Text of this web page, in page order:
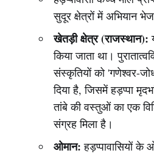
सुदूर क्षेत्रों में अभियान
खेतड़ी क्षेत्र (राजस्थान):
किया जाता था।
संस्कृतियों को 'गणेश्वर-
दिया है, जिसमें हड़प्पा
तांबे की वस्तुओं का एक
संग्रह मिला है।
ओमान: हड़प्पावासियों के